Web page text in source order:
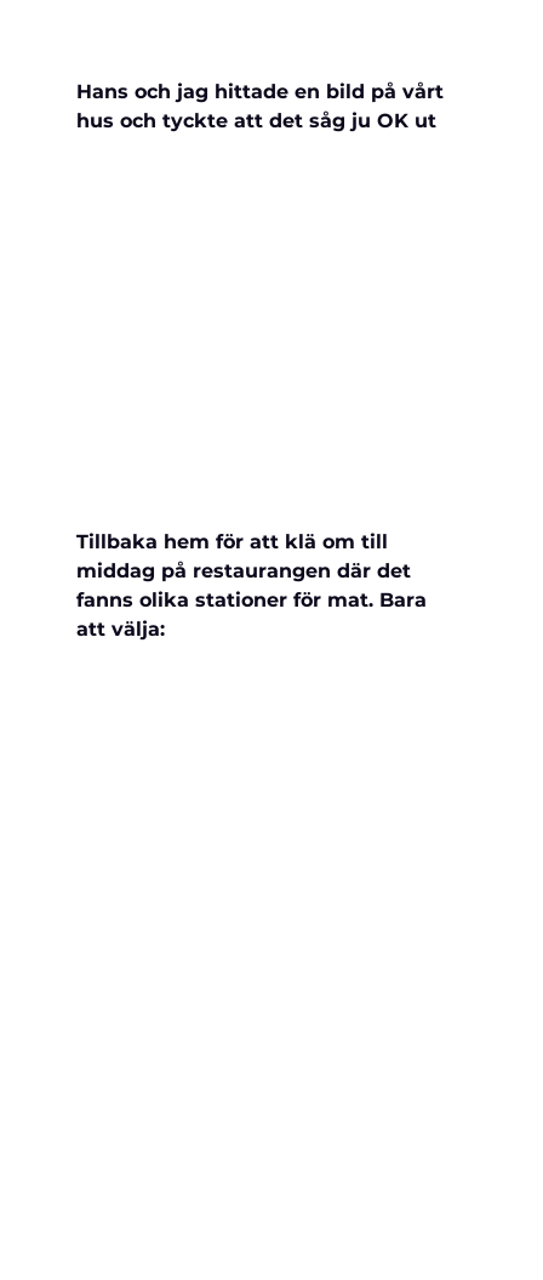
Hans och jag hittade en bild på vårt
hus och tyckte att det såg ju OK ut
Tillbaka hem för att klä om till
middag på restaurangen där det
fanns olika stationer för mat. Bara
att välja: